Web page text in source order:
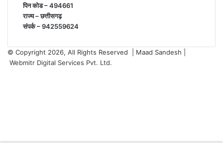
पिन कोड – 494661
राज्य – छत्तीसगढ़
संपर्क – 942559624
© Copyright 2026, All Rights Reserved | Maad Sandesh |
Webmitr Digital Services Pvt. Ltd.